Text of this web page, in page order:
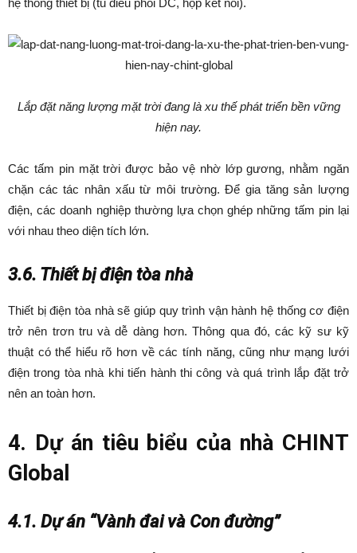
Lắp đặt năng lượng mặt trời đang là xu thế phát triển bền vững
hiện nay.
Các tấm pin mặt trời được bảo vệ nhờ lớp gương, nhằm ngăn
chặn các tác nhân xấu từ môi trường. Để gia tăng sản lượng
điện, các doanh nghiệp thường lựa chọn ghép những tấm pin lại
với nhau theo diện tích lớn.
3.6. Thiết bị điện tòa nhà
Thiết bị điện tòa nhà sẽ giúp quy trình vận hành hệ thống cơ điện
trở nên trơn tru và dễ dàng hơn. Thông qua đó, các kỹ sư kỹ
thuật có thể hiểu rõ hơn về các tính năng, cũng như mạng lưới
điện trong tòa nhà khi tiến hành thi công và quá trình lắp đặt trở
nên an toàn hơn.
4. Dự án tiêu biểu của nhà CHINT
Global
4.1. Dự án “Vành đai và Con đường”